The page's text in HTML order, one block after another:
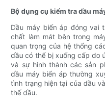
Bộ dụng cụ kiểm tra dầu
Dầu máy biến áp đóng vai
chất làm mát bên trong
quan trọng của hệ thống
dầu có thể bị xuống cấp do
và sự hình thành các sản
dầu máy biến áp thường
tình trạng hiện tại của dầu
thế dầu.